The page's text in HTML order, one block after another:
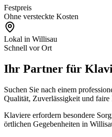
Festpreis
Ohne versteckte Kosten
Lokal in Willisau
Schnell vor Ort
Ihr Partner für
Suchen Sie nach einem
Qualität, Zuverlässigkeit und
Klaviere erfordern besondere
örtlichen Gegebenheiten in